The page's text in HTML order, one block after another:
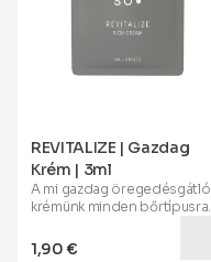
REVITALIZE | Gazdag
Krém | 3ml
A mi gazdag öregedésgátló
krémünkminden bőrtípusra
hasznos
1,90 €